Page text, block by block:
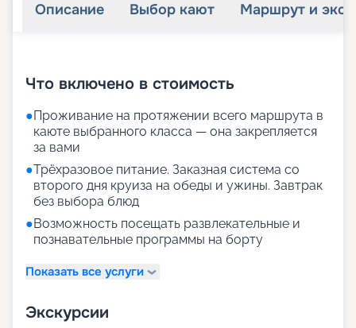
Описание Выбор кают Маршрут и
Что включено в стоимость
●Проживание на протяжении всего маршрута в
каюте выбранного класса — она закрепляется
за вами
●Трёхразовое питание. Заказная система со
второго дня круиза на обеды и ужины. Завтрак
без выбора блюд
●Возможность посещать развлекательные и
познавательные программы на борту
Показать все услуги
Экскурсии